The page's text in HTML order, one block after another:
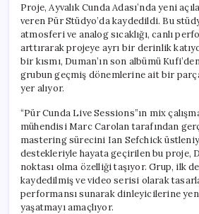
Proje, Ayvalık Cunda Adası’nda yeni
veren Pür Stüdyo’da kaydedildi. Bu
atmosferi ve analog sıcaklığı, canlı
arttırarak projeye ayrı bir derinlik
bir kısmı, Duman’ın son albümü
grubun geçmiş dönemlerine ait bir
yer alıyor.
“Pür Cunda Live Sessions”ın mix
mühendisi Marc Carolan tarafından
mastering sürecini Ian Sefchick
destekleriyle hayata geçirilen bu proje,
noktası olma özelliği taşıyor. Grup, ilk
kaydedilmiş ve video serisi olarak
performansı sunarak dinleyicilerine
yaşatmayı amaçlıyor.